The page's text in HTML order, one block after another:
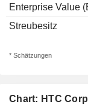
Enterprise Value
Streubesitz
* Schätzungen
Chart: HTC